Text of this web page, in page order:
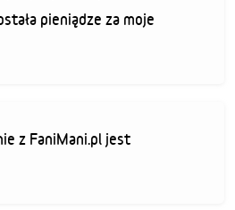
pieniądze za moje
z FaniMani.pl jest